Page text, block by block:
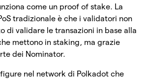
come un proof of stake. La
tradizionale è che i validatori non
di validare le transazioni in base alla
mettono in staking, ma grazie
dei Nominator.
nel network di Polkadot che